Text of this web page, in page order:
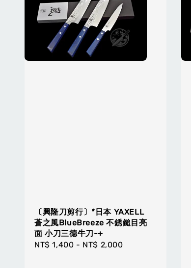
〔興隆刀剪行〕*日本 YAXELL
蒼之風BlueBreeze 不銹鎚目亮
面 小刀三德牛刀-+
Regular
NT$ 1,400 - NT$ 2,000